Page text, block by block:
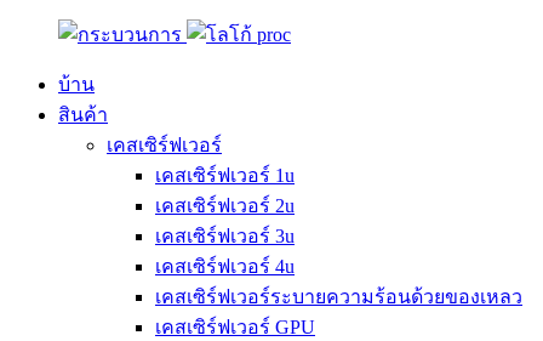
บ้าน
สินค้า
เคสเซิร์ฟเวอร์
เคสเซิร์ฟเวอร์ 1u
เคสเซิร์ฟเวอร์ 2u
เคสเซิร์ฟเวอร์ 3u
เคสเซิร์ฟเวอร์ 4u
เคสเซิร์ฟเวอร์ระบายความร้อนด้วยของเหลว
เคสเซิร์ฟเวอร์ GPU